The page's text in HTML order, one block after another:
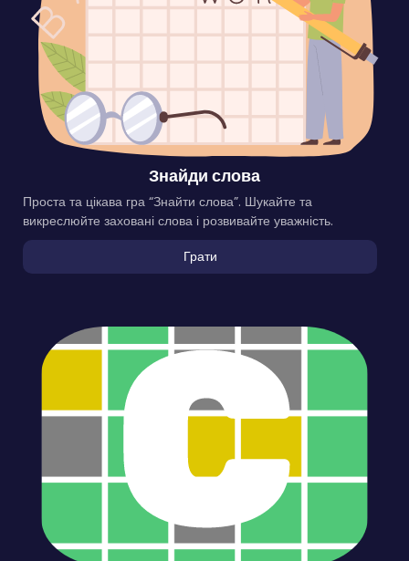
Знайди слова
Проста та цікава гра “Знайти слова”. Шукайте та
викреслюйте заховані слова і розвивайте уважність.
Грати